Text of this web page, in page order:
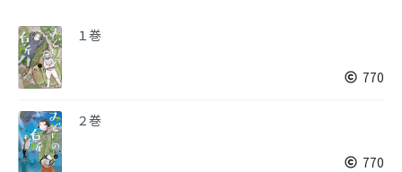
１巻
770
２巻
770